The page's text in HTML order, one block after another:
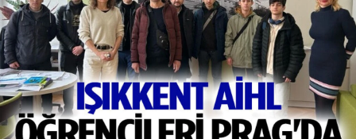
İlginç
KÜLTÜR SANAT
MAGAZİN